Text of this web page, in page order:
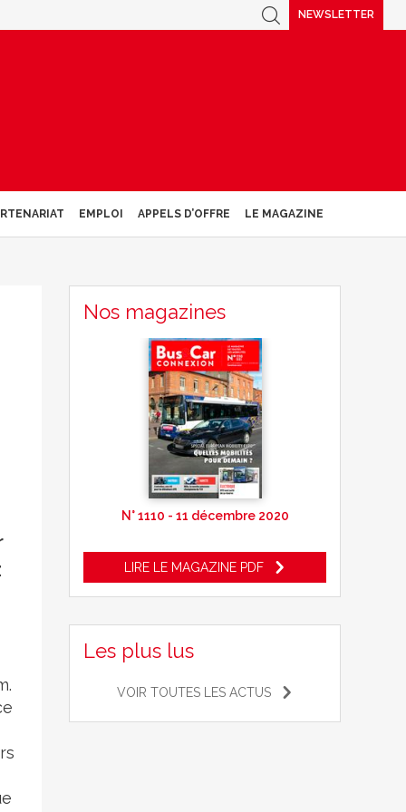
NEWSLETTER
EMPLOI APPELS D’OFFRE LE MAGAZINE
Nos magazines
N° 1110 - 11 décembre 2020
LIRE LE MAGAZINE PDF
Les plus lus
VOIR TOUTES LES ACTUS